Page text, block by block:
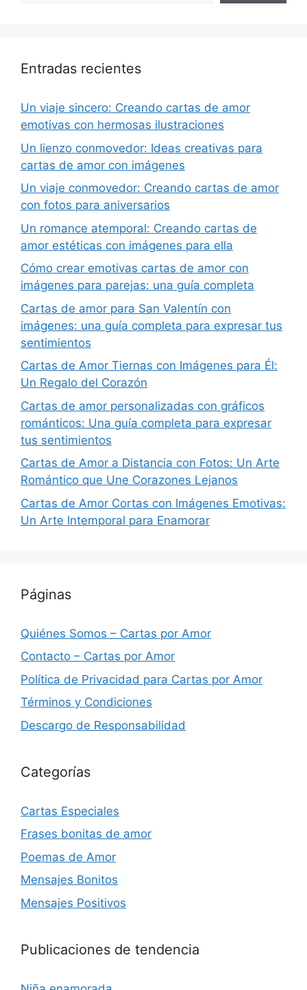
Entradas recientes
Un viaje sincero: Creando cartas de amor
emotivas con hermosas ilustraciones
Un lienzo conmovedor: Ideas creativas para
cartas de amor con imágenes
Un viaje conmovedor: Creando cartas de amor
con fotos para aniversarios
Un romance atemporal: Creando cartas de
amor estéticas con imágenes para ella
Cómo crear emotivas cartas de amor con
imágenes para parejas: una guía completa
Cartas de amor para San Valentín con
imágenes: una guía completa para expresar tus
sentimientos
Cartas de Amor Tiernas con Imágenes para Él:
Un Regalo del Corazón
Cartas de amor personalizadas con gráficos
románticos: Una guía completa para expresar
tus sentimientos
Cartas de Amor a Distancia con Fotos: Un Arte
Romántico que Une Corazones Lejanos
Cartas de Amor Cortas con Imágenes Emotivas:
Un Arte Intemporal para Enamorar
Páginas
Quiénes Somos – Cartas por Amor
Contacto – Cartas por Amor
Política de Privacidad para Cartas por Amor
Términos y Condiciones
Descargo de Responsabilidad
Categorías
Cartas Especiales
Frases bonitas de amor
Poemas de Amor
Mensajes Bonitos
Mensajes Positivos
Publicaciones de tendencia